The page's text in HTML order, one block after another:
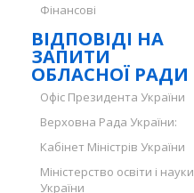
Фінансові
ВІДПОВІДІ НА
ЗАПИТИ
ОБЛАСНОЇ РАДИ
Офіс Президента України
Верховна Рада України:
Кабінет Міністрів України
Міністерство освіти і науки
України